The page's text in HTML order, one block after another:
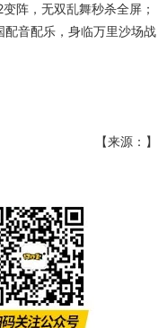
阵，无双乱舞秒杀全屏；
配音配乐，身临万里沙场战
【来源：】